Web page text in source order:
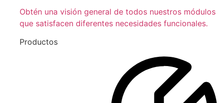
Obtén una visión general de todos nuestros módulos
que satisfacen diferentes necesidades funcionales.
Productos